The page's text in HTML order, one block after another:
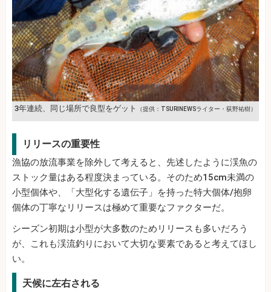
3年連続、同じ場所で良型をゲット （提供：TSURINEWSライター・荻野祐樹）
リリースの重要性
漁協の放流事業を除外して考えると、先述したように渓魚の
ストック量はある程度決まっている。そのため15cm未満の
小型個体や、「大型化する遺伝子」を持った特大個体/抱卵
個体の丁寧なリリースは極めて重要なファクターだ。
シーズン初期は小型が大多数のためリリースも多いだろう
が、これも渓流釣りにおいて大切な要素であると考えてほし
い。
天候に左右される